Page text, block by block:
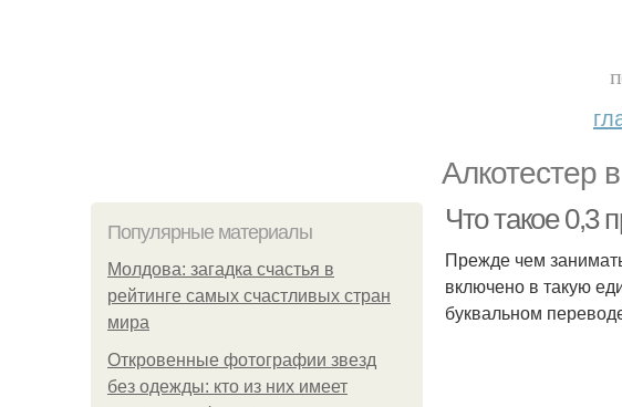
Алкотестер
Популярные материалы
Молдова: загадка счастья в
рейтинге самых счастливых стран
мира
Откровенные фотографии звезд
без одежды: кто из них имеет
Что такое 0,3
Прежде чем
включено в такую
буквальном